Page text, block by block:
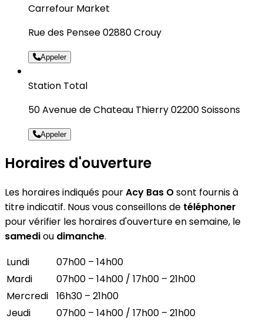
Carrefour Market
Rue des Pensee 02880 Crouy
Appeler
Station Total
50 Avenue de Chateau Thierry 02200 Soissons
Appeler
Horaires d'ouverture
Les horaires indiqués pourAcy Bas Osont fournis à
titre indicatif. Nous vous conseillons de téléphoner
pour vérifier les horaires d'ouverture en semaine, le
samediou dimanche.
Lundi
07h00 – 14h00
Mardi
07h00 – 14h00 / 17h00 – 21h00
Mercredi
16h30 – 21h00
Jeudi
07h00 – 14h00 / 17h00 – 21h00